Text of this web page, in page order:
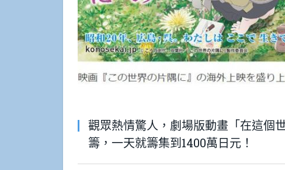
觀眾熱情驚人，劇場版動畫「在這個
籌，一天就籌集到1400萬日元！